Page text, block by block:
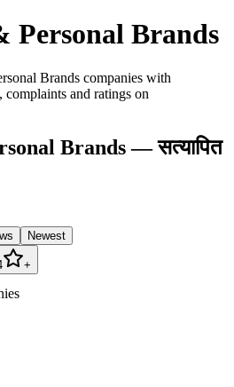
Personal Brands
Brands companies with
and ratings on
Brands — सत्यापित
Newest
+